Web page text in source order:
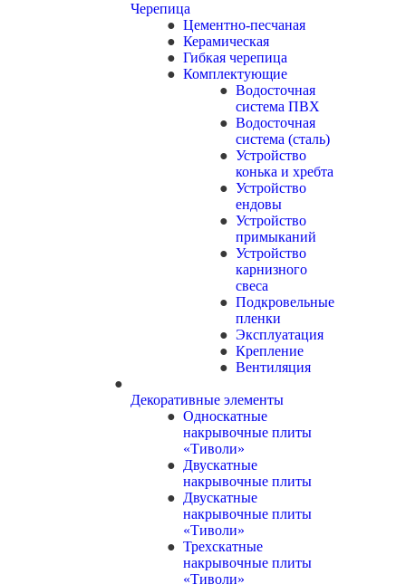
Черепица
Цементно-песчаная
Керамическая
Гибкая черепица
Комплектующие
Водосточная
система ПВХ
Водосточная
система (сталь)
Устройство
конька и хребта
Устройство
ендовы
Устройство
примыканий
Устройство
карнизного
свеса
Подкровельные
пленки
Эксплуатация
Крепление
Вентиляция
Декоративные элементы
Односкатные
накрывочные плиты
«Тиволи»
Двускатные
накрывочные плиты
Двускатные
накрывочные плиты
«Тиволи»
Трехскатные
накрывочные плиты
«Тиволи»